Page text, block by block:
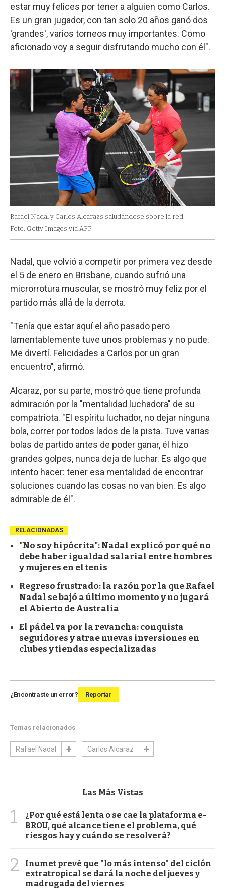
estar muy felices por tener a alguien como Carlos.
Es un gran jugador, con tan solo 20 años ganó dos
'grandes', varios torneos muy importantes. Como
aficionado voy a seguir disfrutando mucho con él".
Rafael Nadal y Carlos Alcarazs saludándose sobre la red.
Foto: Getty Images vía AFP.
Nadal, que volvió a competir por primera vez desde
el 5 de enero en Brisbane, cuando sufrió una
microrrotura muscular, se mostró muy feliz por el
partido más allá de la derrota.
"Tenía que estar aquí el año pasado pero
lamentablemente tuve unos problemas y no pude.
Me divertí. Felicidades a Carlos por un gran
encuentro", afirmó.
Alcaraz, por su parte, mostró que tiene profunda
admiración por la "mentalidad luchadora" de su
compatriota. "El espíritu luchador, no dejar ninguna
bola, correr por todos lados de la pista. Tuve varias
bolas de partido antes de poder ganar, él hizo
grandes golpes, nunca deja de luchar. Es algo que
intento hacer: tener esa mentalidad de encontrar
soluciones cuando las cosas no van bien. Es algo
admirable de él".
RELACIONADAS
"No soy hipócrita": Nadal explicó por qué no
debe haber igualdad salarial entre hombres
y mujeres en el tenis
Regreso frustrado: la razón por la que Rafael
Nadal se bajó a último momento y no jugará
el Abierto de Australia
El pádel va por la revancha: conquista
seguidores y atrae nuevas inversiones en
clubes y tiendas especializadas
¿Encontraste un error? Reportar
Temas relacionados
Rafael Nadal Carlos Alcaraz
Las Más Vistas
1
¿Por qué está lenta o se cae la plataforma e-
BROU, qué alcance tiene el problema, qué
riesgos hay y cuándo se resolverá?
2
Inumet prevé que "lo más intenso" del ciclón
extratropical se dará la noche del jueves y
madrugada del viernes